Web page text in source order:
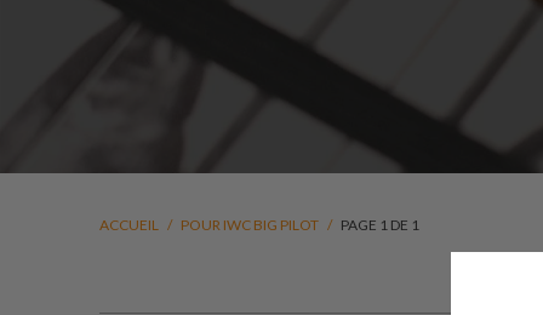
ACCUEIL / POUR IWC BIG PILOT / PAGE 1 DE 1